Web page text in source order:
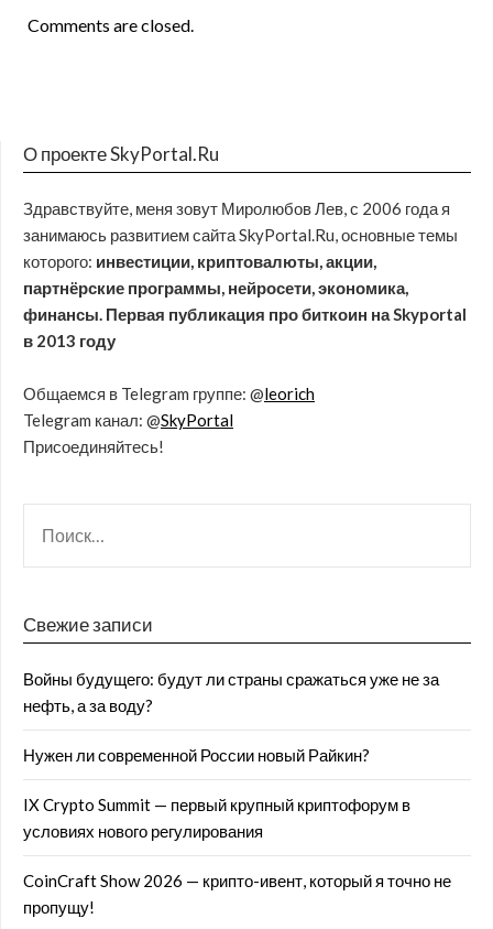
Comments are closed.
О проекте SkyPortal.Ru
Здравствуйте, меня зовут Миролюбов Лев, с 2006 года я
занимаюсь развитием сайта SkyPortal.Ru, основные темы
которого: инвестиции, криптовалюты, акции,
партнёрские программы, нейросети, экономика,
финансы. Первая публикация про биткоин на Skyportal
в 2013 году
Общаемся в Telegram группе: @leorich
Telegram канал: @SkyPortal
Присоединяйтесь!
Свежие записи
Войны будущего: будут ли страны сражаться уже не за
нефть, а за воду?
Нужен ли современной России новый Райкин?
IX Crypto Summit — первый крупный криптофорум в
условиях нового регулирования
CoinCraft Show 2026 — крипто-ивент, который я точно не
пропущу!